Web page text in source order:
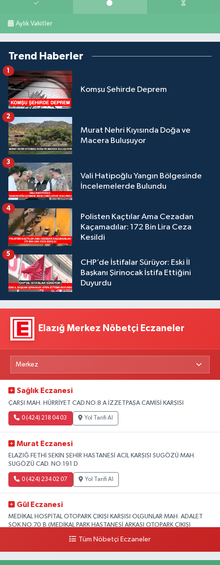
Aylık Vakitler
Trend Haberler
Komşu Şehirde Deprem
1
Murat Nehri Kıyısında Doğa ve
Macera Buluşuyor
2
Vali Hatipoğlu Yangın Bölgesinde
İncelemelerde Bulundu
3
Polisten Kaçtılar Ama Cezadan
Kaçamadılar: 172 Bin Lira Ceza
Kesildi
4
CHP’de İstifalar Sürüyor: Eski İl
Başkanı Şirinocak İstifa Ettiğini
Duyurdu
5
Elazığ Merkez Nöbetçi Eczaneler
Sağlık Eczanesi
ÇARŞI MAH. HÜRRİYET CAD.NO:8 A İZZETPAŞA CAMİSİ KARŞISI
0 (424) 218 04 03 Yol Tarifi Al
Murat Eczanesi
ELAZIĞ FETHİ SEKİN ŞEHİR HASTANESİ ACİL KARŞISI SUGÖZÜ MAH.
SUGÖZÜ CAD. NO:191 D
0 (424) 234 02 07 Yol Tarifi Al
Gül Eczanesi
MEDİKAL HOSPİTAL OTOPARK ÇIKIŞI KARŞISI OLGUNLAR MAH. ADALET
SOK.NO:70 B (MEDİKAL PARK HASTANESİ ARKASI OTOPARK ÇIKIŞI
Tüm Nöbetçi Eczaneler